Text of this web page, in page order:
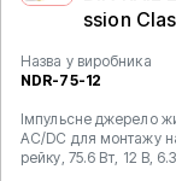
ssion
Назва у виробника
NDR-75-12
Імпульсне джерело
AC/DC для монтажу
рейку, 75.6 Вт, 12 В,